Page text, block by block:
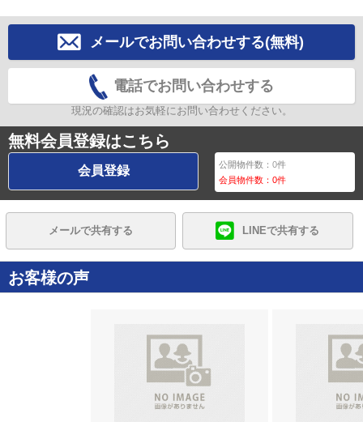
メールでお問い合わせする(無料)
電話でお問い合わせする
現況の確認はお気軽にお問い合わせください。
無料会員登録はこちら
会員登録 公開物件数：0件
会員物件数：0件
メールで共有する LINEで共有する
お客様の声